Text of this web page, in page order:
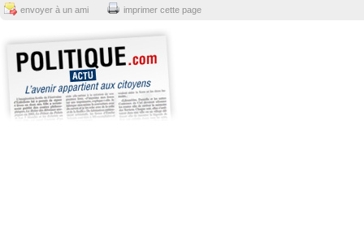
envoyer à un ami imprimer cette page